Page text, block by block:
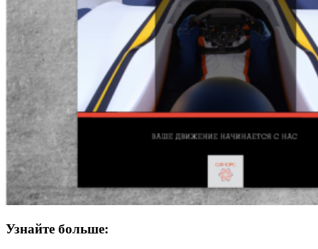
Узнайте больше: